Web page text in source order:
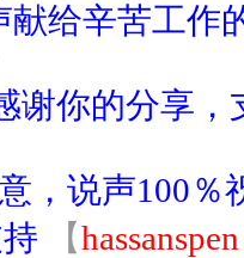
献给辛苦工作
谢你的分享
，说声100％
【hassanspen